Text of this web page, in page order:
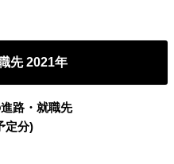
先 2021年
路・就職先
定分)